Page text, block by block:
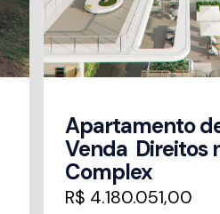
Apartamento
Venda 
Complex
R$ 4.180.051,00